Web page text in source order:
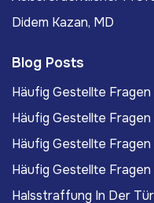
Didem Kazan, MD
Blog Posts
Häufig Gestellte
Häufig Gestellte Fragen
Häufig Gestellte
Häufig Gestellte
Halsstraffung In Der